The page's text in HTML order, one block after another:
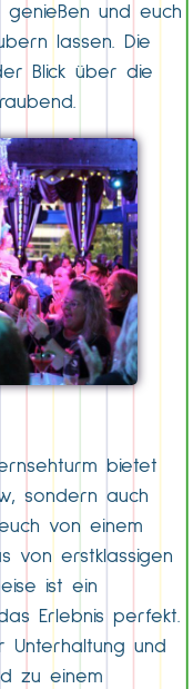
genießen und euch
lassen. Die
Blick über die
bietet
sondern auch
von einem
von erstklassigen
ist ein
Erlebnis perfekt.
Unterhaltung und
zu einem